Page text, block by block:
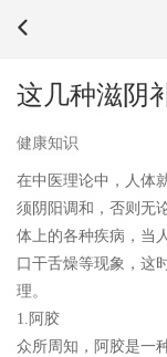
这几种滋阴
健康知识
在中医理论中，人体
须阴阳调和，否则无
体上的各种疾病，当
口干舌燥等现象，这
理。
1.阿胶
众所周知，阿胶是一